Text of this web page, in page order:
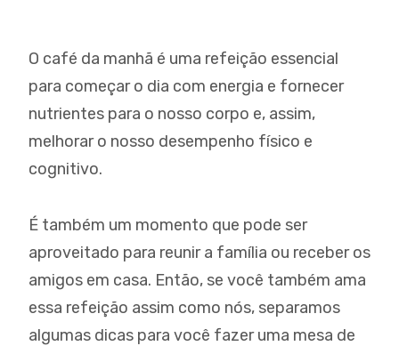
O café da manhã é uma refeição essencial
para começar o dia com energia e fornecer
nutrientes para o nosso corpo e, assim,
melhorar o nosso desempenho físico e
cognitivo.
É também um momento que pode ser
aproveitado para reunir a família ou receber os
amigos em casa. Então, se você também ama
essa refeição assim como nós, separamos
algumas dicas para você fazer uma mesa de